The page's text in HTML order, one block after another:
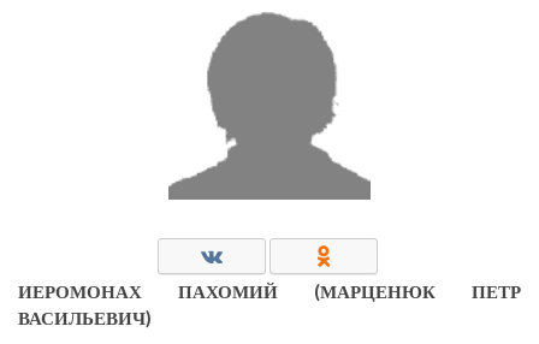
ИЕРОМОНАХ ПАХОМИЙ (МАРЦЕНЮК ПЕТР
ВАСИЛЬЕВИЧ)